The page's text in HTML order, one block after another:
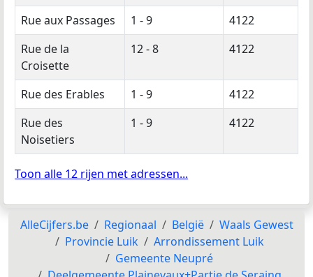
Rue aux Passages
1 - 9
4122
Rue de la
Croisette
12 - 8 4122
Rue des Erables 1 - 9
4122
Rue des
Noisetiers
1 - 9 4122
Toon alle 12 rijen met adressen...
AlleCijfers.be Regionaal België
Waals Gewest
Provincie Luik
Arrondissement Luik
Gemeente Neupré